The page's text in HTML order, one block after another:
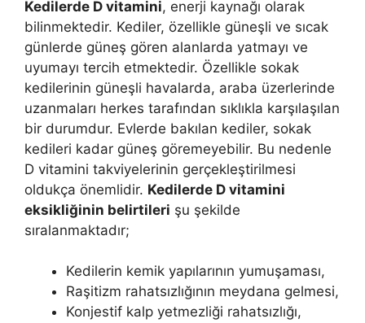
Kedilerde D vitamini, enerji kaynağı olarak
bilinmektedir. Kediler, özellikle güneşli ve sıcak
günlerde güneş gören alanlarda yatmayı ve
uyumayı tercih etmektedir. Özellikle sokak
kedilerinin güneşli havalarda, araba üzerlerinde
uzanmaları herkes tarafından sıklıkla karşılaşılan
bir durumdur. Evlerde bakılan kediler, sokak
kedileri kadar güneş göremeyebilir. Bu nedenle
D vitamini takviyelerinin gerçekleştirilmesi
oldukça önemlidir. Kedilerde D vitamini
eksikliğinin belirtileri şu şekilde
sıralanmaktadır;
Kedilerin kemik yapılarının yumuşaması,
Raşitizm rahatsızlığının meydana gelmesi,
Konjestif kalp yetmezliği rahatsızlığı,